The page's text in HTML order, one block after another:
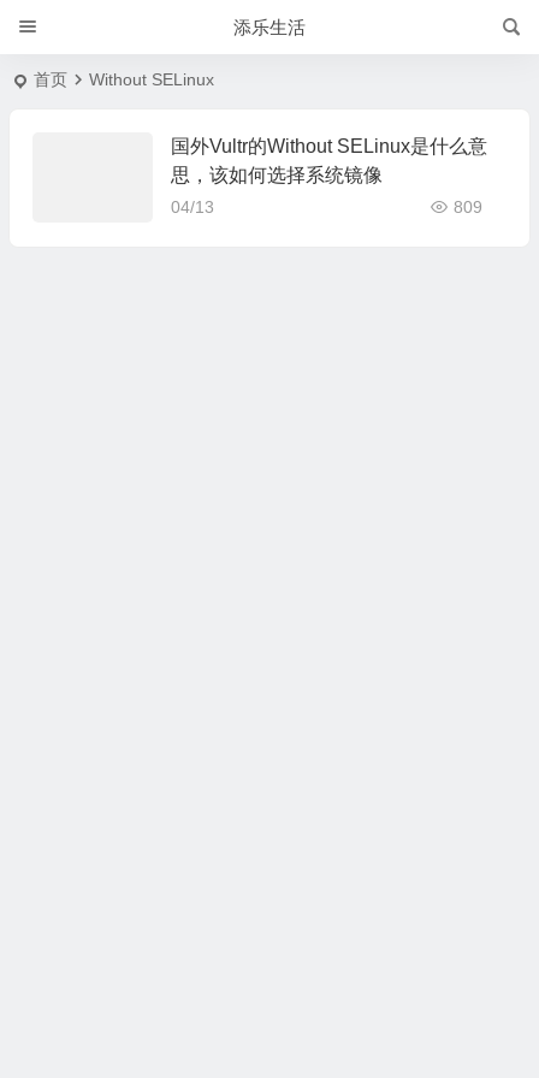
添乐生活
首页 Without SELinux
国外Vultr的Without SELinux是什么意
思，该如何选择系统镜像
04/13 809